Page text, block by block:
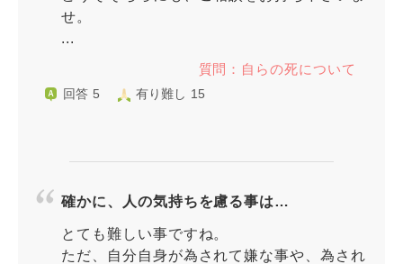
せ。
...
質問：自らの死について
回答 5 有り難し 15
確かに、人の気持ちを慮る事は…
とても難しい事ですね。
ただ、自分自身が為されて嫌な事や、為され